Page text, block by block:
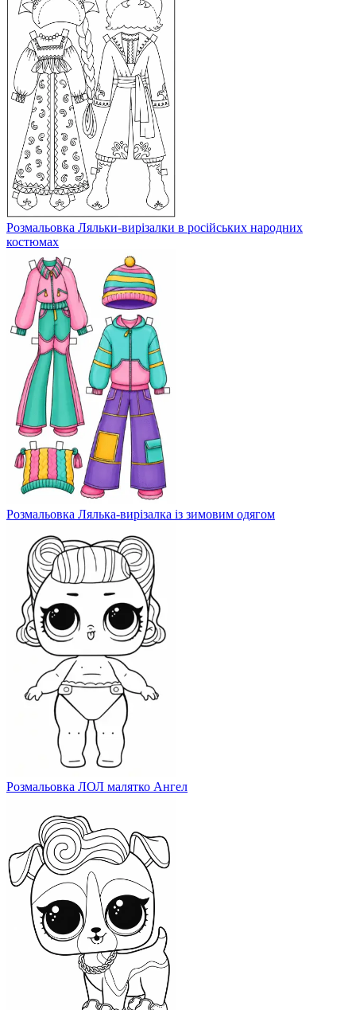
Розмальовка Ляльки-вирізалки в російських народних
костюмах
Розмальовка Лялька-вирізалка із зимовим одягом
Розмальовка ЛОЛ малятко Ангел